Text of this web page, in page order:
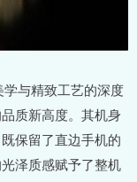
与精致工艺的深度
质新高度。其机身
保留了直边手机的
泽质感赋予了整机